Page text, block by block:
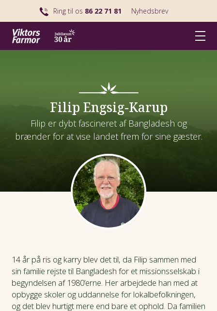
Ring til os 86 22 71 81 Nyhedsbrev
Filip Engsig-Karup
Filip er dybt fascineret af Bangladesh og
brænder for at vise landet frem for sine gæster.
14 år på ris og karry blev det til, da Filip sammen med
sin familie rejste til Bangladesh for et missionsselskab i
begyndelsen af 1980’erne. Her arbejdede han med at
opbygge skoler og uddannelse for lokalbefolkningen,
og det blev hurtigt mere end bare et ophold. Da familien